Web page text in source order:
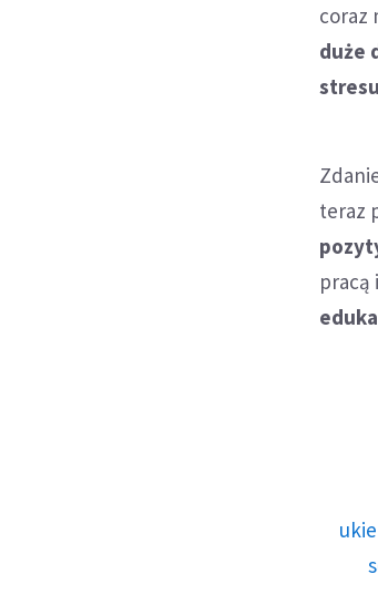
coraz
duże
teraz
pracą